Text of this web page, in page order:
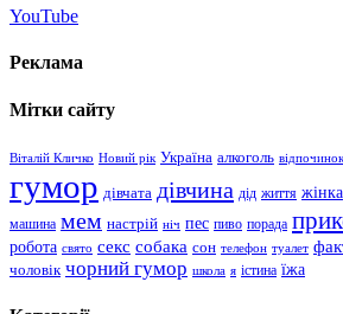
YouTube
Реклама
Мітки сайту
Віталій Кличко Новий рік Україна алкоголь відпочинок
гумор дівчата дівчина дід життя жінка
машина мем настрій ніч пес пиво порада
робота свято секс собака сон телефон туалет
чоловік чорний гумор школа я істина їжа